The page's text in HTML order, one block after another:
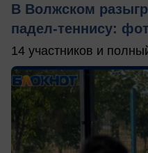
В Волжском
падел-теннису:
14 участников и